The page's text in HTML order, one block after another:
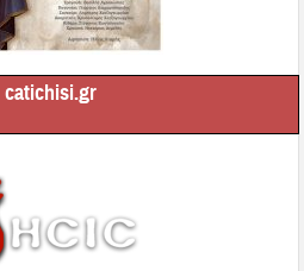
catichisi.gr